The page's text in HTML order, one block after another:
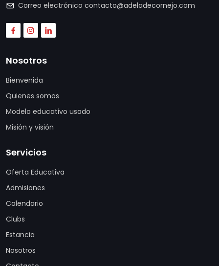
Correo electrónico contacto@adeladecornejo.com
Nosotros
Bienvenida
Quienes somos
Modelo educativo usado
Misión y visión
Servicios
Oferta Educativa
Admisiones
Calendario
Clubs
Estancia
Nosotros